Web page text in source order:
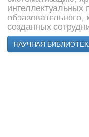
интеллектуальных
образовательного,
созданных
НАУЧНАЯ